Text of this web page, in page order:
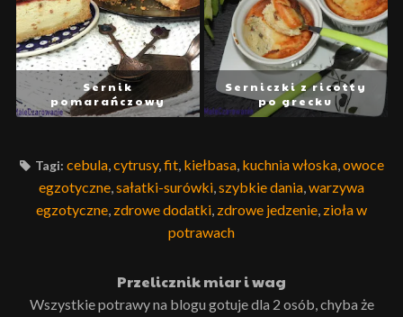
Sernik
pomarańczowy
Serniczki z ricotty
po grecku
Tagi: cebula,cytrusy,fit, kiełbasa, kuchnia włoska,owoce
egzotyczne,sałatki-surówki,szybkie dania,warzywa
egzotyczne, zdrowe dodatki, zdrowe jedzenie, zioła w
potrawach
Przelicznik miar i wag
Wszystkie potrawy na blogu gotuje dla 2 osób, chyba że